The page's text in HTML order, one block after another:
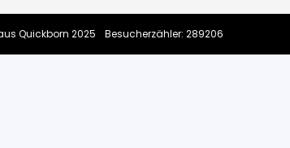
Quickborn 2025 Besucherzähler: 289206